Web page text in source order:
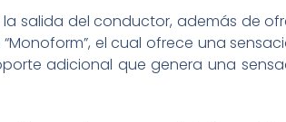
salida del conductor, además de
el cual ofrece una
adicional que genera una